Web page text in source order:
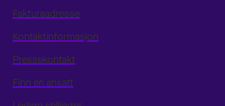
Fakturaadresse
Kontaktinformasjon
Pressekontakt
Finn en ansatt